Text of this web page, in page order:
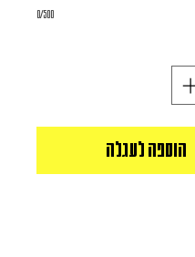
0/500
הוספה לעגלה